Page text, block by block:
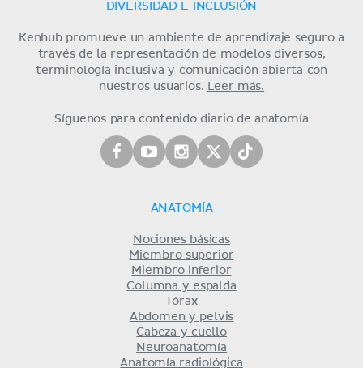
DIVERSIDAD E INCLUSIÓN
Kenhub promueve un ambiente de aprendizaje seguro a
través de la representación de modelos diversos,
terminología inclusiva y comunicación abierta con
nuestros usuarios. Leer más.
Síguenos para contenido diario de anatomía
ANATOMÍA
Nociones básicas
Miembro superior
Miembro inferior
Columna y espalda
Tórax
Abdomen y pelvis
Cabeza y cuello
Neuroanatomía
Anatomía radiológica